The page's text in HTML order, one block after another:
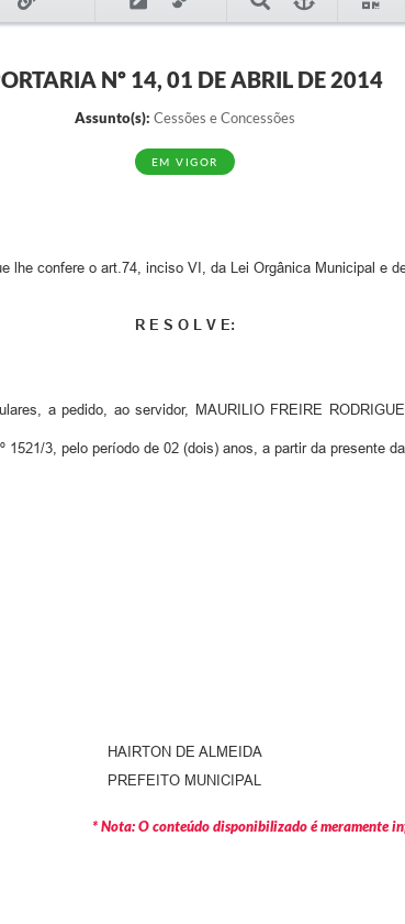
Nº 14, 01 DE ABRIL DE 2014
Assunto(s): Cessões e Concessões
EM VIGOR
confere o art.74, inciso VI, da Lei Orgânica Municipal e
R E S O L V E:
a pedido, ao servidor, MAURILIO FREIRE
3, pelo período de 02 (dois) anos, a partir da presente
HAIRTON DE ALMEIDA
PREFEITO MUNICIPAL
* Nota: O conteúdo disponibilizado é